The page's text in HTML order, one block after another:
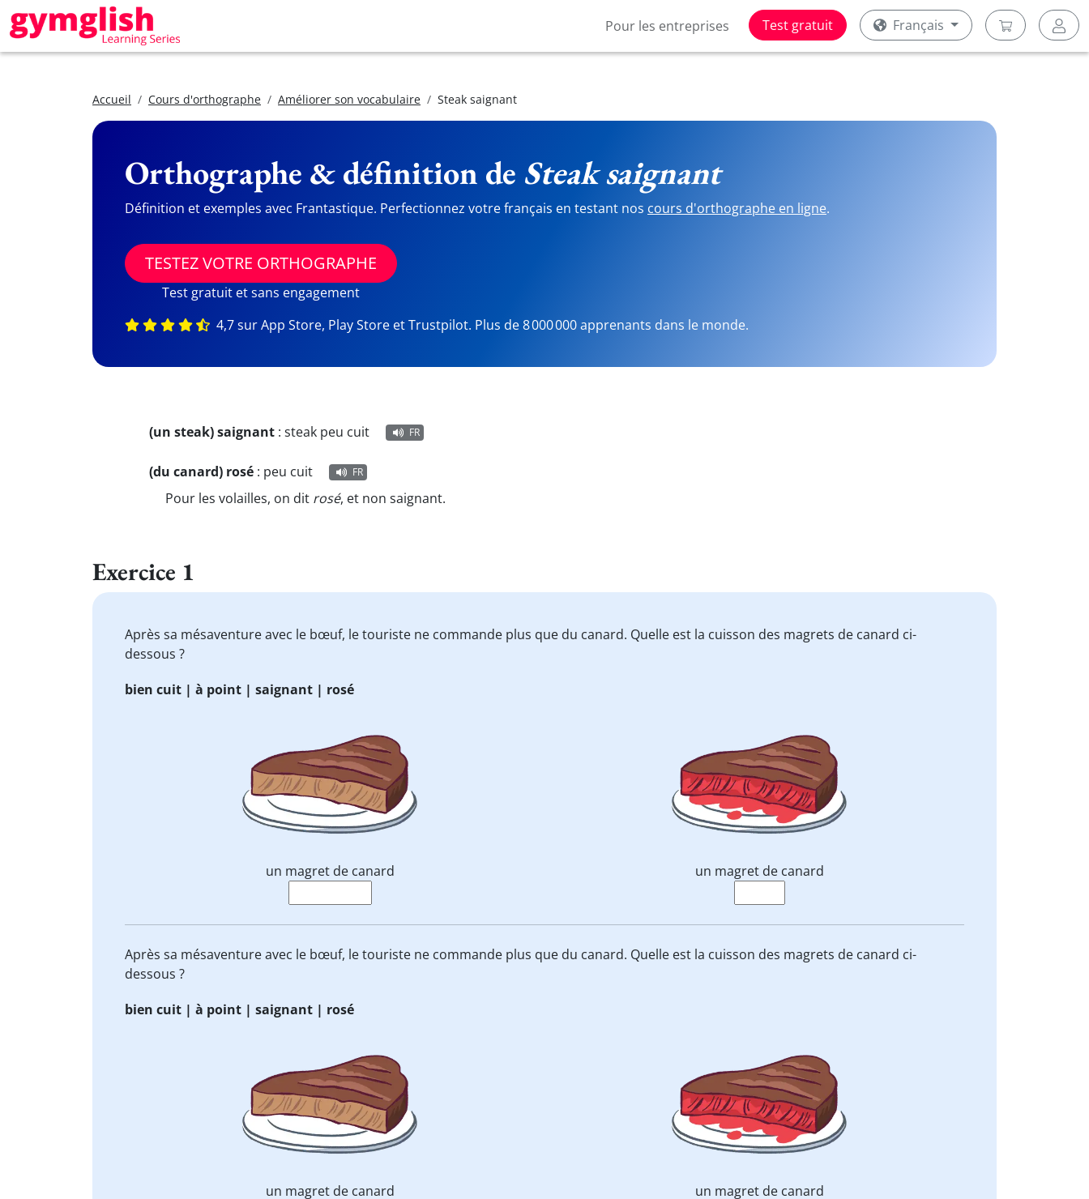
Pour les entreprises Test gratuit Français
Accueil Cours d'orthographe Améliorer son vocabulaire Steak saignant
Orthographe & définition de Steak saignant
Définition et exemples avec Frantastique. Perfectionnez votre français en testant nos cours d'orthographe en ligne.
TESTEZ VOTRE ORTHOGRAPHE
Test gratuit et sans engagement
4,7 sur App Store, Play Store et Trustpilot. Plus de 8 000 000 apprenants dans le monde.
(un steak) saignant : steak peu cuit FR
(du canard) rosé : peu cuit FR
Pour les volailles, on dit rosé, et non saignant.
Exercice 1
Après sa mésaventure avec le bœuf, le touriste ne commande plus que du canard. Quelle est la cuisson des magrets de canard ci-
dessous ?
bien cuit | à point | saignant | rosé
un magret de canard un magret de canard
Après sa mésaventure avec le bœuf, le touriste ne commande plus que du canard. Quelle est la cuisson des magrets de canard ci-
dessous ?
bien cuit | à point | saignant | rosé
un magret de canard
un magret de canard